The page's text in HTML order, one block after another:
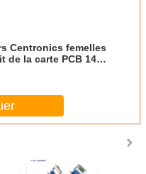
Centronics femelles
de la carte PCB 14